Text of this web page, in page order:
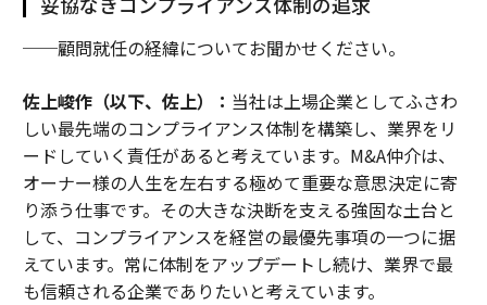
──顧問就任の経緯についてお聞かせください。
佐上峻作（以下、佐上）： 当社は上場企業としてふさわ
しい最先端のコンプライアンス体制を構築し、業界をリ
ードしていく責任があると考えています。M&A仲介は、
オーナー様の人生を左右する極めて重要な意思決定に寄
り添う仕事です。その大きな決断を支える強固な土台と
して、コンプライアンスを経営の最優先事項の一つに据
えています。常に体制をアップデートし続け、業界で最
も信頼される企業でありたいと考えています。